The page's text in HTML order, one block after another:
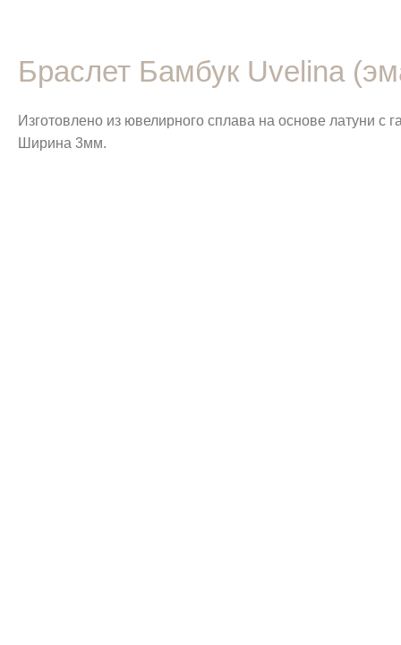
Браслет Бамбук Uvelina
Изготовлено из ювелирного сплава на основе латуни с
Ширина 3мм.